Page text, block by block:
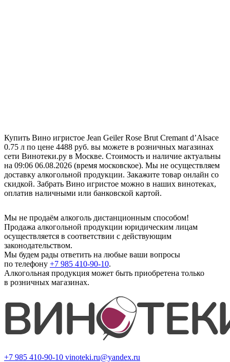
Купить Вино игристое Jean Geiler Rose Brut Cremant d’Alsace
0.75 л по цене 4488 руб. вы можете в розничных магазинах
сети Винотеки.ру в Москве. Стоимость и наличие актуальны
на 09:06 06.08.2026 (время московское). Мы не осуществляем
доставку алкогольной продукции. Закажите товар онлайн со
скидкой. Забрать Вино игристое можно в наших винотеках,
оплатив наличными или банковской картой.
Мы не продаём алкоголь дистанционным способом!
Продажа алкогольной продукции юридическим лицам
осуществляется в соответствии с действующим
законодательством.
Мы будем рады ответить на любые ваши вопросы
по телефону +7 985 410-90-10.
Алкогольная продукция может быть приобретена только
в розничных магазинах.
+7 985 410-90-10 vinoteki.ru@yandex.ru